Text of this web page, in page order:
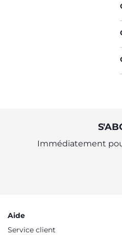
Immédiatement
Aide
Service client